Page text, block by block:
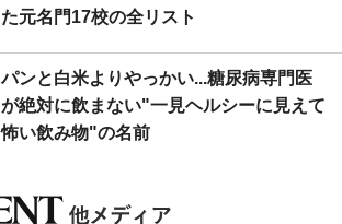
た元名門17校の全リスト
パンと白米よりやっかい...糖尿病専門医
が絶対に飲まない"一見ヘルシーに見えて
怖い飲み物"の名前